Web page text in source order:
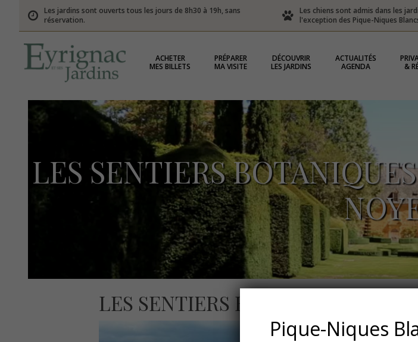
Les jardins sont ouverts tous les jours de 8h30 à 19h, sans
réservation.
Les chiens sont admis dans les
l'exception des Pique-Niques
ACHETER
MES BILLETS
PRÉPARER
MA VISITE
DÉCOUVRIR
LES JARDINS
ACTUALITÉS
AGENDA
&
LES SENTIERS
LES SENTIERS BOTANIQUES
Pique-Niques